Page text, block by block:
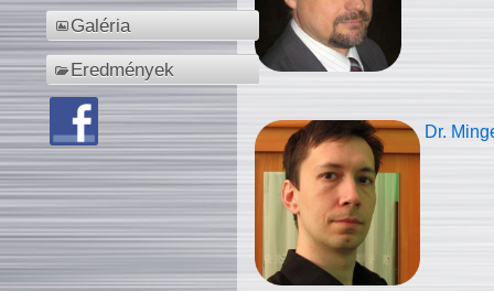
Galéria
Eredmények
Dr.